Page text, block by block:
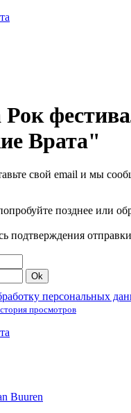
Врата"
свой email и мы
позднее или
подтверждения
Ok
персональных
просмотров
Buuren